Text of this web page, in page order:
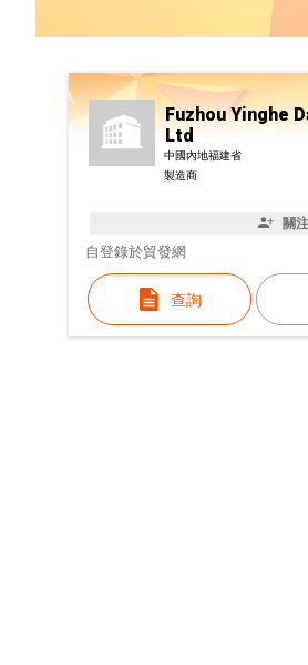
Fuzhou Yinghe
Ltd
中國內地福建省
製造商
關注
自登錄於貿發網
查詢